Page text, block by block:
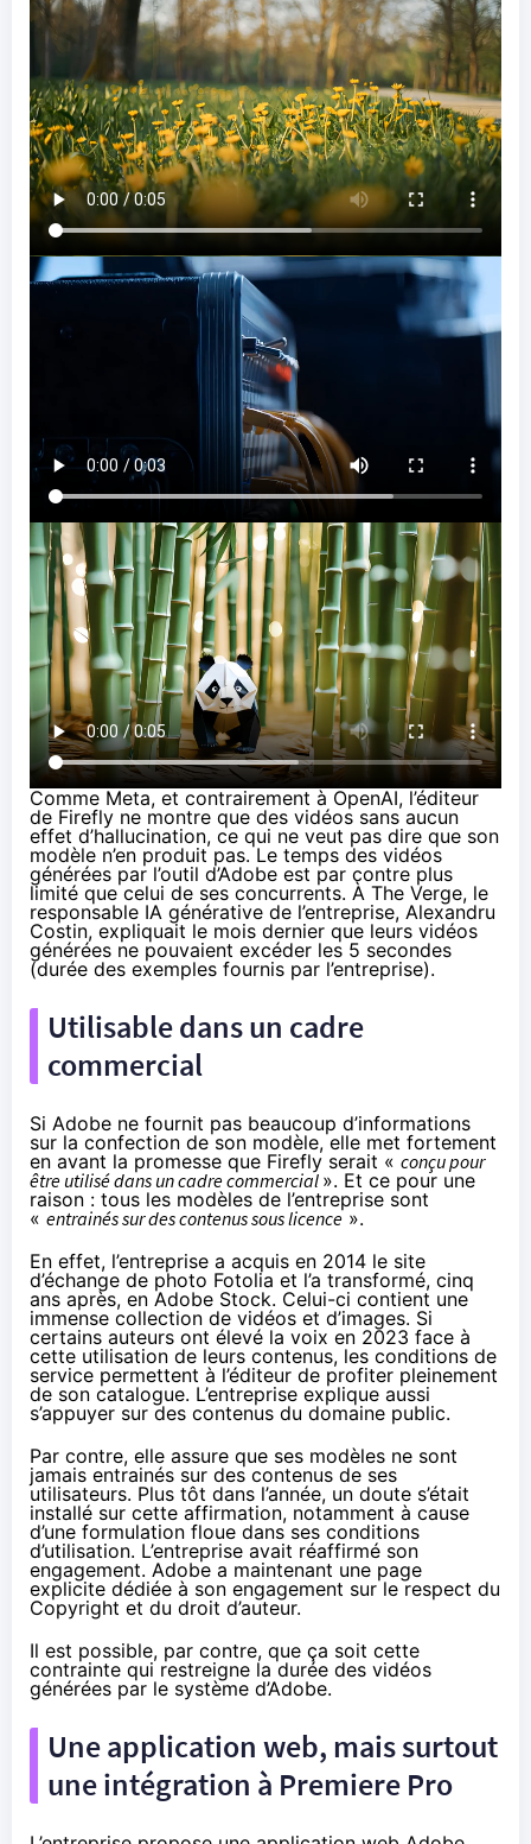
Comme Meta, et contrairement à OpenAI, l’éditeur
de Firefly ne montre que des vidéos sans aucun
effet d’hallucination, ce qui ne veut pas dire que son
modèle n’en produit pas. Le temps des vidéos
générées par l’outil d’Adobe est par contre plus
limité que celui de ses concurrents. À The Verge, le
responsable IA générative de l’entreprise, Alexandru
Costin, expliquait le mois dernier que leurs vidéos
générées ne pouvaient excéder les 5 secondes
(durée des exemples fournis par l’entreprise).
Utilisable dans un cadre
commercial
Si Adobe ne fournit pas beaucoup d’informations
sur la confection de son modèle, elle met fortement
en avant la promesse que Firefly serait « conçu pour
être utilisé dans un cadre commercial ». Et ce pour une
raison : tous les modèles de l’entreprise sont
« entrainés sur des contenus sous licence».
En effet, l’entreprise a acquis en 2014 le site
d’échange de photo Fotolia et l’a transformé, cinq
ans après, en Adobe Stock. Celui-ci contient une
immense collection de vidéos et d’images. Si
certains auteurs ont élevé la voix en 2023 face à
cette utilisation de leurs contenus, les conditions de
service permettent à l’éditeur de profiter pleinement
de son catalogue. L’entreprise explique aussi
s’appuyer sur des contenus du domaine public.
Par contre, elle assure que ses modèles ne sont
jamais entrainés sur des contenus de ses
utilisateurs. Plus tôt dans l’année, un doute s’était
installé sur cette affirmation, notamment à cause
d’une formulation floue dans ses conditions
d’utilisation. L’entreprise avait réaffirmé son
engagement. Adobe a maintenant une page
explicite dédiée à son engagement sur le respect du
Copyright et du droit d’auteur.
Il est possible, par contre, que ça soit cette
contrainte qui restreigne la durée des vidéos
générées par le système d’Adobe.
Une application web, mais surtout
une intégration à Premiere Pro